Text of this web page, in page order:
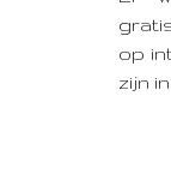
op
zijn